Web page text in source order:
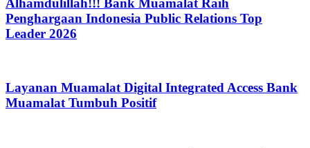
Alhamdulillah!!! Bank Muamalat Raih
Penghargaan Indonesia Public Relations Top
Leader 2026
Layanan Muamalat Digital Integrated Access Bank
Muamalat Tumbuh Positif